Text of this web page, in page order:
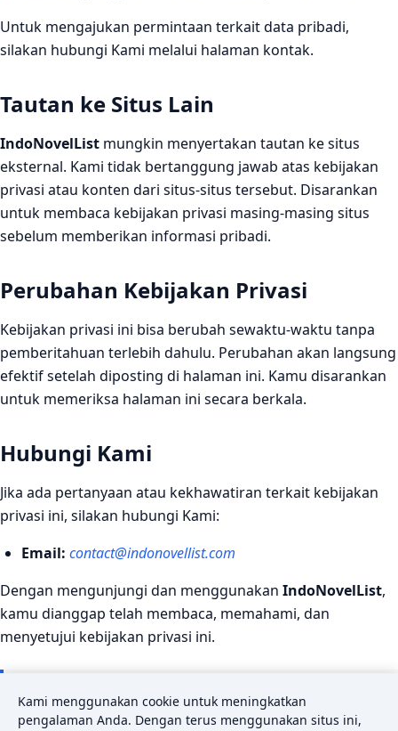
Untuk mengajukan permintaan terkait data pribadi,
silakan hubungi Kami melalui halaman kontak.
Tautan ke Situs Lain
IndoNovelList mungkin menyertakan tautan ke situs
eksternal. Kami tidak bertanggung jawab atas kebijakan
privasi atau konten dari situs-situs tersebut. Disarankan
untuk membaca kebijakan privasi masing-masing situs
sebelum memberikan informasi pribadi.
Perubahan Kebijakan Privasi
Kebijakan privasi ini bisa berubah sewaktu-waktu tanpa
pemberitahuan terlebih dahulu. Perubahan akan langsung
efektif setelah diposting di halaman ini. Kamu disarankan
untuk memeriksa halaman ini secara berkala.
Hubungi Kami
Jika ada pertanyaan atau kekhawatiran terkait kebijakan
privasi ini, silakan hubungi Kami:
Email: contact@indonovellist.com
Dengan mengunjungi dan menggunakan IndoNovelList,
kamu dianggap telah membaca, memahami, dan
menyetujui kebijakan privasi ini.
Terakhir diperbarui:10 Juni 2026
Kami menggunakan cookie untuk meningkatkan
pengalaman Anda. Dengan terus menggunakan situs ini,